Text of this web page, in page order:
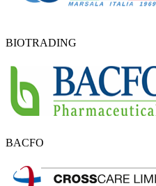
BIOTRADING
BACFO